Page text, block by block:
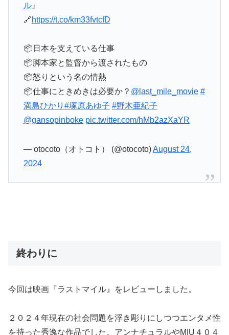
ル』
🔗https://t.co/km33fvtcfD
📦日本を支えている仕事
📦脚本家と監督から渡されたもの
📦怒りという名の情熱
📦仕事にときめきは必要か？ @last_mile_movie #
満島ひかり #塚原あゆ子 #野木亜紀子
@gansopinboke pic.twitter.com/hMb2azXaYR
— otocoto（オトコト） (@otocoto)August 24,
2024
終わりに
今回は映画『ラストマイル』をレビューしました。
２０２４年現在の社会問題を浮き彫りにしつつエンタメ性
を持った秀逸な作品でした。アンナチュラルやMIU４０４